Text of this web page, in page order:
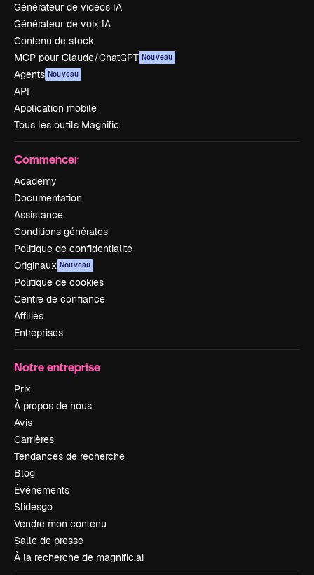
Générateur de vidéos IA
Générateur de voix IA
Contenu de stock
MCP pour Claude/ChatGPT Nouveau
Agents Nouveau
API
Application mobile
Tous les outils Magnific
Commencer
Academy
Documentation
Assistance
Conditions générales
Politique de confidentialité
Originaux Nouveau
Politique de cookies
Centre de confiance
Affiliés
Entreprises
Notre entreprise
Prix
À propos de nous
Avis
Carrières
Tendances de recherche
Blog
Événements
Slidesgo
Vendre mon contenu
Salle de presse
À la recherche de magnific.ai